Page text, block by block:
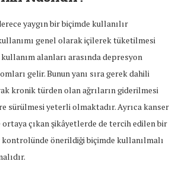
yaygın bir biçimde kullanılır
genel olarak içilerek tüketilmesi
alanları arasında depresyon
gelir. Bunun yanı sıra gerek dahili
kronik türden olan ağrıların giderilmesi
sürülmesi yeterli olmaktadır. Ayrıca kanser
ortaya çıkan şikâyetlerde de tercih edilen bir
önerildiği biçimde kullanılmalı